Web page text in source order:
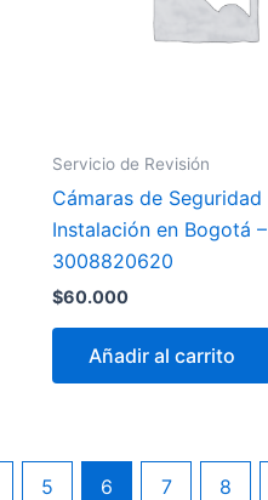
Servicio de Revisión
Cámaras de Seguridad
Instalación en Bogotá –
3008820620
$60.000
Añadir al carrito
5 6 7 8